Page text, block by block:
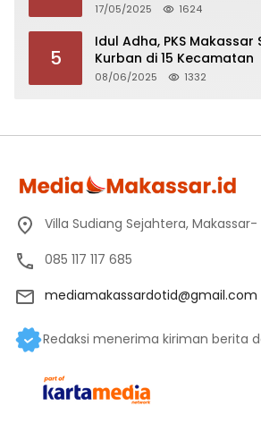
Fakultas Perikanan UCM
17/05/2025 1624
5
Idul Adha, PKS
Kurban di 15 Kecamatan
08/06/2025 1332
Villa Sudiang Sejahtera,
085 117 117 685
mediamakassardotid@gmail.com
Redaksi menerima kiriman berita